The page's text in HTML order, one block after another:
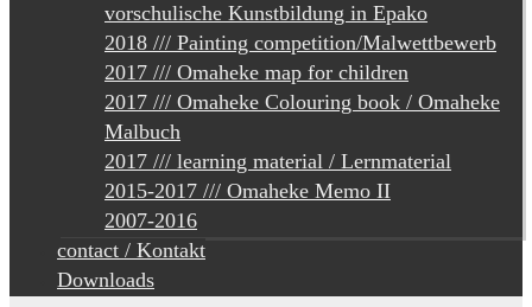
vorschulische Kunstbildung in Epako
2018 /// Painting competition/Malwettbewerb
2017 /// Omaheke map for children
2017 /// Omaheke Colouring book / Omaheke
Malbuch
2017 /// learning material / Lernmaterial
2015-2017 /// Omaheke Memo II
2007-2016
contact / Kontakt
Downloads